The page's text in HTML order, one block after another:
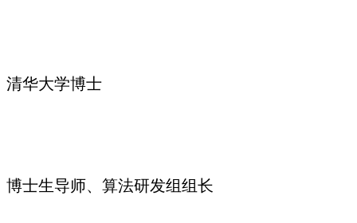
清华大学博士
博士生导师、算法研发组组长